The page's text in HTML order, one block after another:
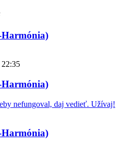
Harmónia)
22:35
Harmónia)
nefungoval, daj vedieť. Užívaj!
Harmónia)